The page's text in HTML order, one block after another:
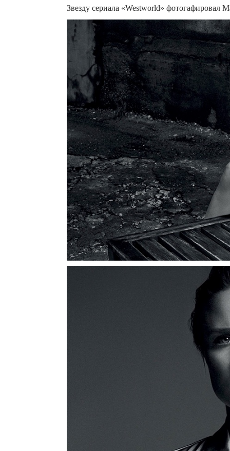
Звезду сериала «Westworld» фотогафировал